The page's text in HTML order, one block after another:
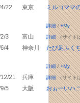
22 東京 ミルコママ
詳細/+My
3 富山 詳細（サイト
4 神奈川 たび足ふく
詳細/+My
21 兵庫 詳細（サイト
5 大阪 おぉーいハ